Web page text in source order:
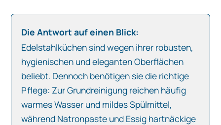
Die Antwort auf einen Blick:
Edelstahlküchen sind wegen ihrer robusten,
hygienischen und eleganten Oberflächen
beliebt. Dennoch benötigen sie die richtige
Pflege: Zur Grundreinigung reichen häufig
warmes Wasser und mildes Spülmittel,
während Natronpaste und Essig hartnäckige